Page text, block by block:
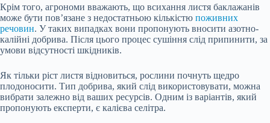
Крім того, агрономи вважають, що всихання листя баклажанів
може бути пов’язане з недостатньою кількістю поживних
речовин. У таких випадках вони пропонують вносити азотно-
калійні добрива. Після цього процес сушіння слід припинити, за
умови відсутності шкідників.
Як тільки ріст листя відновиться, рослини почнуть щедро
плодоносити. Тип добрива, який слід використовувати, можна
вибрати залежно від ваших ресурсів. Одним із варіантів, який
пропонують експерти, є калієва селітра.